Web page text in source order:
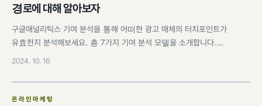
경로에 대해 알아보자
구글애널리틱스 기여 분석을 통해 어떠한 광고 매체의 터치포인트가
유효한지 분석해보세요. 총 7가지 기여 분석 모델을 소개합니다.…
2024. 10. 16
온라인마케팅